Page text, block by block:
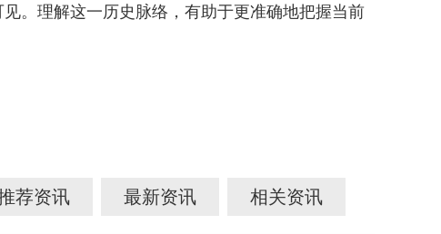
。理解这一历史脉络，有助于更准确地把握当前
荐资讯 最新资讯 相关资讯